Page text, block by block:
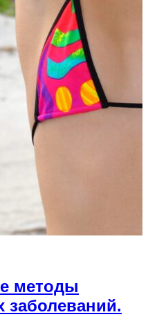
методы
заболеваний.